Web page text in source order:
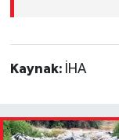
Kaynak: İHA